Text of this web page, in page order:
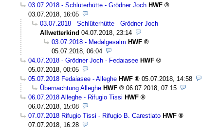
03.07.2018 - Schlüterhütte - Grödner Joch HWF
03.07.2018, 16:05
03.07.2018 - Schlüterhütte - Grödner Joch
Allwetterkind 04.07.2018, 23:14
03.07.2018 - Medalgesalm HWF
05.07.2018, 06:04
04.07.2018 - Grödner Joch - Fedaiasee HWF
05.07.2018, 00:05
05.07.2018 Fedaiasee - Alleghe HWF
05.07.2018, 14:58
Übernachtung Alleghe HWF
06.07.2018, 07:15
06.07.2018 Alleghe - Rifugio Tissi HWF
06.07.2018, 15:08
07.07.2018 Rifugio Tissi - Rifugio B. Carestiato HWF
07.07.2018, 16:28